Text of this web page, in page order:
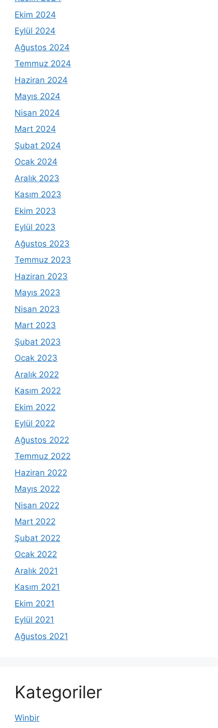
Ekim 2024
Eylül 2024
Ağustos 2024
Temmuz 2024
Haziran 2024
Mayıs 2024
Nisan 2024
Mart 2024
Şubat 2024
Ocak 2024
Aralık 2023
Kasım 2023
Ekim 2023
Eylül 2023
Ağustos 2023
Temmuz 2023
Haziran 2023
Mayıs 2023
Nisan 2023
Mart 2023
Şubat 2023
Ocak 2023
Aralık 2022
Kasım 2022
Ekim 2022
Eylül 2022
Ağustos 2022
Temmuz 2022
Haziran 2022
Mayıs 2022
Nisan 2022
Mart 2022
Şubat 2022
Ocak 2022
Aralık 2021
Kasım 2021
Ekim 2021
Eylül 2021
Ağustos 2021
Kategoriler
Winbir